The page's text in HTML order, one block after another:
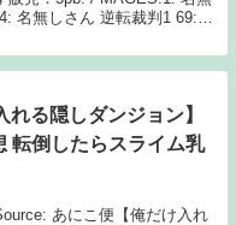
名無しさん 逆転裁判1 69:
...
れる隠しダンジョン】
転倒したらスライム乳
あにこ便【俺だけ入れ